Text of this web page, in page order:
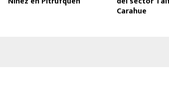
Carahue